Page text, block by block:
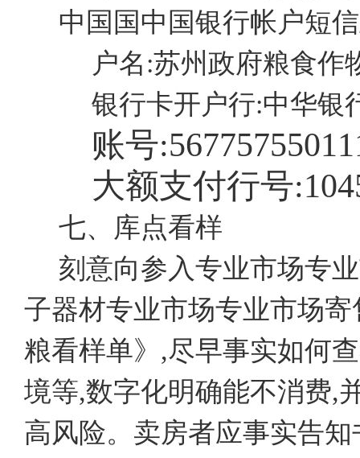
中国国中国银行帐户短
户名:苏州政府粮食作
银行卡开户行:中华银
账号:
大额支付行号:
七、库点看样
刻意向参入专业市场专
子器材专业市场专业市场
粮看样单》,尽早事实如何
境等,数字化明确能不消费,
高风险。卖房者应事实告